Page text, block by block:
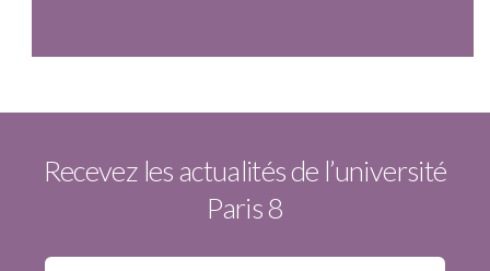
Recevez les actualités de l’université
Paris 8